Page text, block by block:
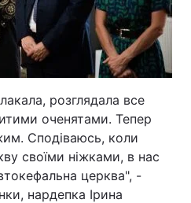
розглядала все
оченятами. Тепер
Сподіваюсь, коли
своїми ніжками, в нас
церква", -
нардепка Ірина